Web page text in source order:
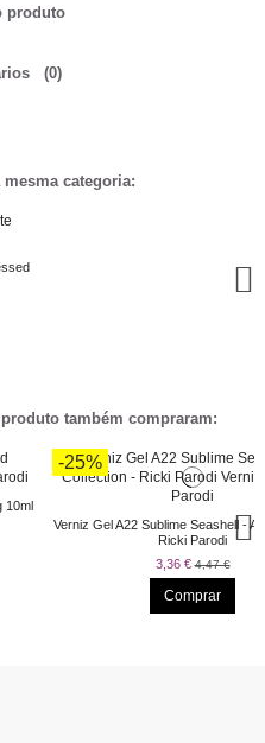
produto
(0)
categoria:
também compraram:
10ml
-25%
Verniz Gel A22 Sublime Seashell -
Ricki Parodi
3,36 €4,47 €
Comprar